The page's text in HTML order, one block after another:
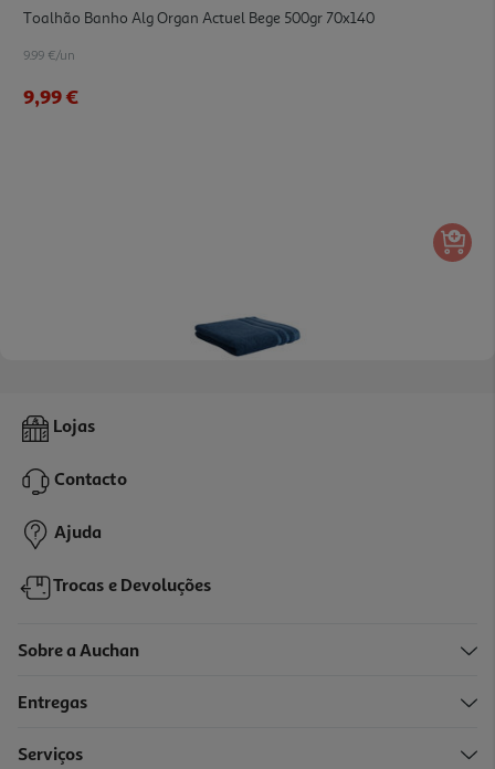
Toalhão Banho Alg Organ Actuel Bege 500gr 70x140
9.99 €/un
9,99 €
Toalhão Banho Alg Organ Actuel Azul 500gr 70x140
9,99 €
Lojas
Contacto
Ajuda
Trocas e Devoluções
Sobre a Auchan
Entregas
Serviços